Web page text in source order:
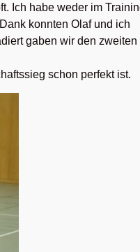
Ich habe weder im
konnten Olaf und ich
gaben wir den zweiten
schon perfekt ist.